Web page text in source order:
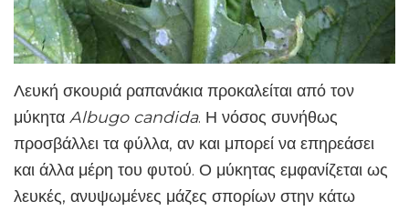
Λευκή σκουριά ραπανάκια προκαλείται από τον
μύκητα Albugo candida. Η νόσος συνήθως
προσβάλλει τα φύλλα, αν και μπορεί να επηρεάσει
και άλλα μέρη του φυτού. Ο μύκητας εμφανίζεται ως
λευκές, ανυψωμένες μάζες σπορίων στην κάτω